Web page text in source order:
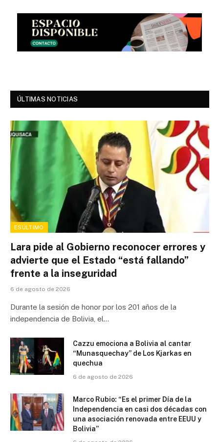
ÚLTIMAS NOTICIAS
ESÚLTIMO
Lara pide al Gobierno reconocer errores y
advierte que el Estado “está fallando”
frente a la inseguridad
6 de agosto de 2026
Durante la sesión de honor por los 201 años de la
independencia de Bolivia, el…
Cazzu emociona a Bolivia al cantar
“Munasquechay” de Los Kjarkas en
quechua
6 de agosto de 2026
Marco Rubio: “Es el primer Día de la
Independencia en casi dos décadas con
una asociación renovada entre EEUU y
Bolivia”